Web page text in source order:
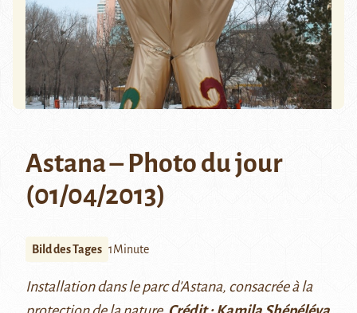
Astana – Photo du jour
(01/04/2013)
Bild des Tages 1Minute
Installation dans le parc d'Astana, consacrée à la